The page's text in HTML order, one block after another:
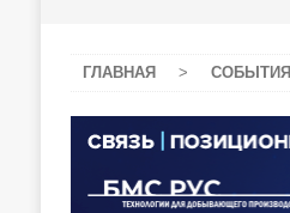
ГЛАВНАЯ > СОБЫТИЯ